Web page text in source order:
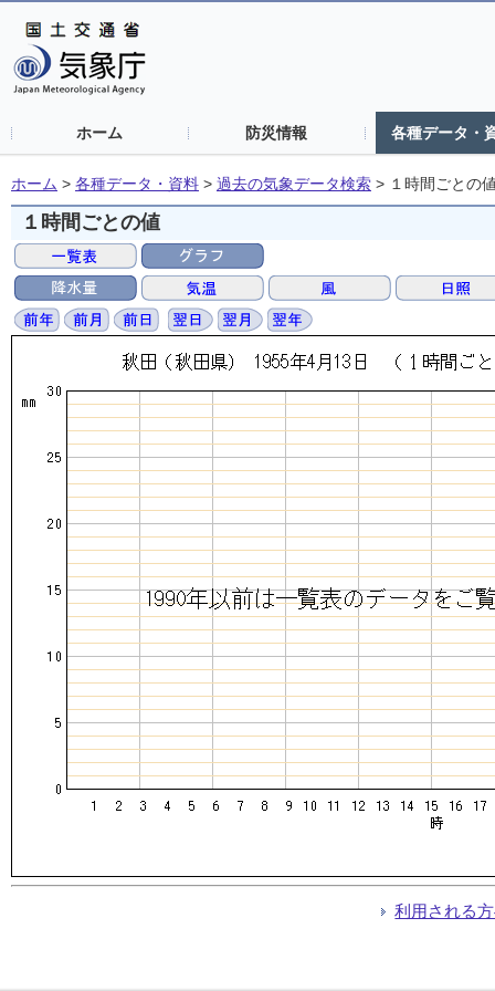
ホーム 防災情報 各種データ・
ホーム > 各種データ・資料 > 過去の気象データ検索 > １時間ごとの
１時間ごとの値
利用される